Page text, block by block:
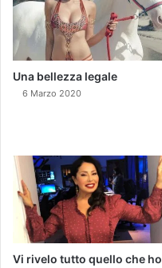
Una bellezza legale
6 Marzo 2020
Vi rivelo tutto quello che ho